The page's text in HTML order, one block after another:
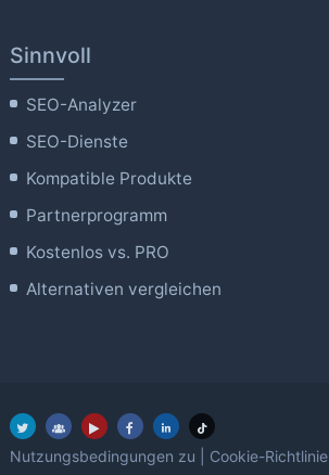
Sinnvoll
SEO-Analyzer
SEO-Dienste
Kompatible Produkte
Partnerprogramm
Kostenlos vs. PRO
Alternativen vergleichen
Nutzungsbedingungen zu Cookie-Richtlinie